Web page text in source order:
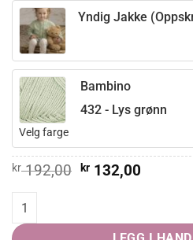
Yndig Jakke
Velg farge
Bambino
432 - Lys grønn
kr192,00 Opprinnelig
kr132,00
Yndig Jakke quantity